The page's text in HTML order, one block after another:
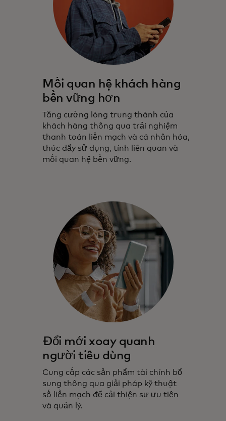
Mối quan hệ khách hàng
bền vững hơn
Tăng cường lòng trung thành của
khách hàng thông qua trải nghiệm
thanh toán liền mạch và cá nhân hóa,
thúc đẩy sử dụng, tính liên quan và
mối quan hệ bền vững.
Đổi mới xoay quanh
người tiêu dùng
Cung cấp các sản phẩm tài chính bổ
sung thông qua giải pháp kỹ thuật
số liền mạch để cải thiện sự ưu tiên
và quản lý.